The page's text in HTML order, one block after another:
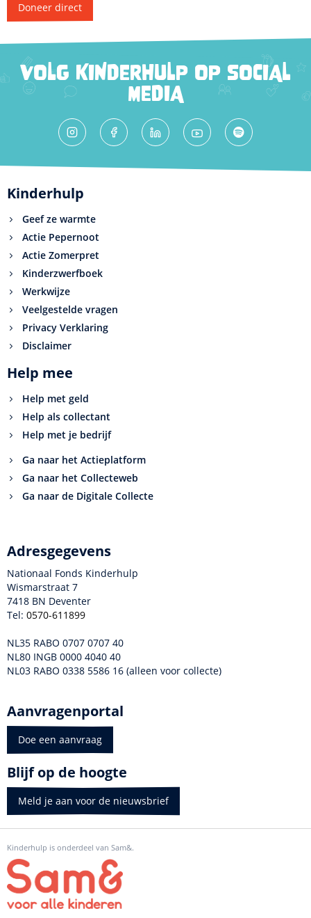
Doneer direct
VOLG KINDERHULP OP SOCIAL
MEDIA
Kinderhulp
Geef ze warmte
Actie Pepernoot
Actie Zomerpret
Kinderzwerfboek
Werkwijze
Veelgestelde vragen
Privacy Verklaring
Disclaimer
Help mee
Help met geld
Help als collectant
Help met je bedrijf
Ga naar het Actieplatform
Ga naar het Collecteweb
Ga naar de Digitale Collecte
Adresgegevens
Nationaal Fonds Kinderhulp
Wismarstraat 7
7418 BN Deventer
Tel: 0570-611899
NL35 RABO 0707 0707 40
NL80 INGB 0000 4040 40
NL03 RABO 0338 5586 16 (alleen voor collecte)
Aanvragenportal
Doe een aanvraag
Blijf op de hoogte
Meld je aan voor de nieuwsbrief
Kinderhulp is onderdeel van Sam&.